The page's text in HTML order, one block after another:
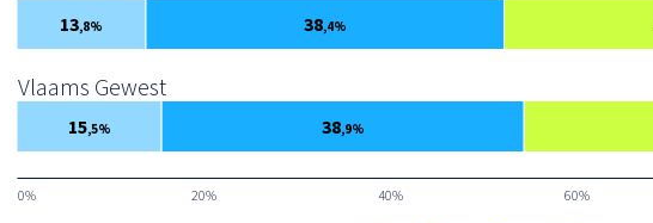
0% 20% 40% 60%
Vlaams Gewest
15,5%
13,8%
38,9%
38,4%